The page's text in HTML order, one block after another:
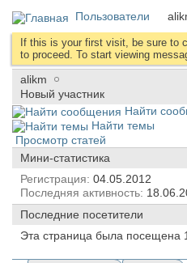
Пользователи
If this is your first visit, be sure to
to proceed. To start viewing
alikm
Новый участник
Найти
Найти темы
Просмотр статей
Мини-статистика
Регистрация 04.05.2012
Последняя активность
Последние посетители
Эта страница была посещена